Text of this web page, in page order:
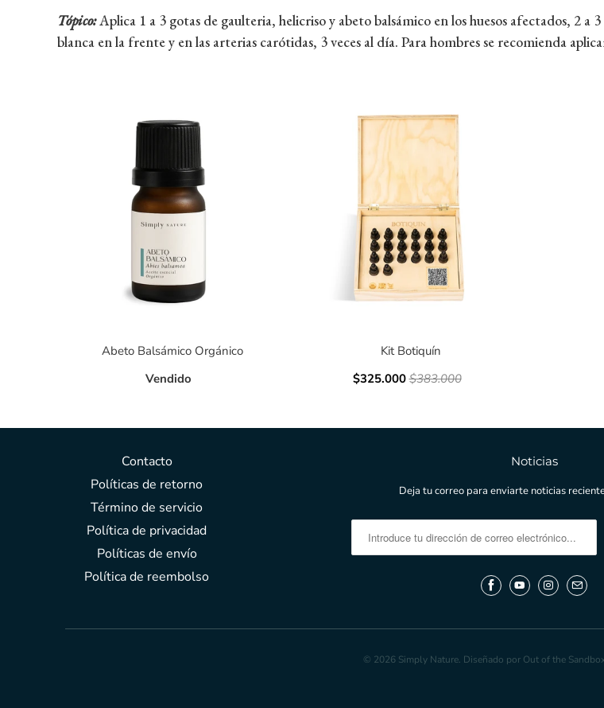
Tópico:Aplica 1 a 3 gotas de gaulteria, helicriso y abeto balsámico en los huesos afectados, 2 a
blanca en la frente y en las arterias carótidas, 3 veces al día. Para hombres se recomienda
Abeto Balsámico Orgánico
Vendido
Kit Botiquín
$325.000 $383.000
Contacto
Políticas de retorno
Término de servicio
Política de privacidad
Políticas de envío
Política de reembolso
Noticias
Deja tu correo para enviarte noticias
© 2026 Simply Nature. Diseñado por Out of the